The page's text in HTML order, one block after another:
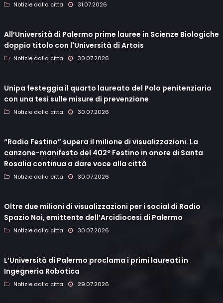
Notizie dalla citta 31.07.2026
All’Università di Palermo prime lauree in Scienze Biologiche
doppio titolo con l'Università di Artois
Notizie dalla citta 30.07.2026
Unipa festeggia il quarto laureato del Polo penitenziario
con una tesi sulle misure di prevenzione
Notizie dalla citta 30.07.2026
“Radio Festino” supera il milione di visualizzazioni. La
canzone-manifesto del 402º Festino in onore di Santa
Rosalia continua a dare voce alla città
Notizie dalla citta 30.07.2026
Oltre due milioni di visualizzazioni per i social di Radio
Spazio Noi, emittente dell’Arcidiocesi di Palermo
Notizie dalla citta 30.07.2026
L’Università di Palermo proclama i primi laureati in
Ingegneria Robotica
Notizie dalla citta 29.07.2026